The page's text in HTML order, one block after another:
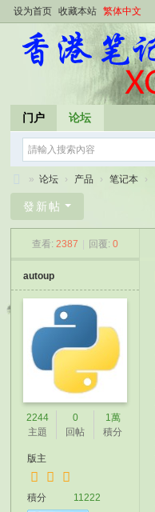
设为首页 收藏本站 繁体中文
门户 论坛
香
港
记
本
» 论坛 › 产品 › 笔记本 ›
發新帖
查看: 2387 回覆: 0
autoup
2244
主題
0
回帖
1萬
積分
版主
積分 11222